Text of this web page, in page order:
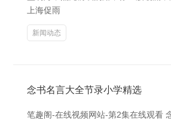
上海促雨
新闻动态
念书名言大全节录小学精选
笔趣阁-在线视频网站-第2集在线观看